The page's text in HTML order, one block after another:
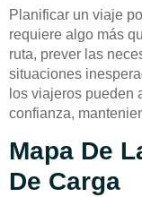
Planificar un viaje
requiere algo más
ruta, prever las
situaciones
los viajeros pueden
confianza,
Mapa De
De Carga